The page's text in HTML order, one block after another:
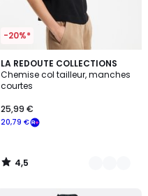
-20%*
LA REDOUTE COLLECTIONS
Chemise col tailleur, manches
courtes
20,79 €
25,99 €
4,5
/ 5
2
Couleurs
4,5
/